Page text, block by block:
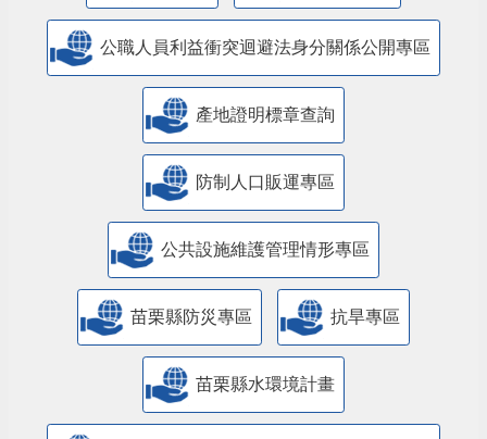
公職人員利益衝突迴避法身分關係公開專區
產地證明標章查詢
防制人口販運專區
​公共設施維護管理情形專區
苗栗縣防災專區 抗旱專區
苗栗縣水環境計畫